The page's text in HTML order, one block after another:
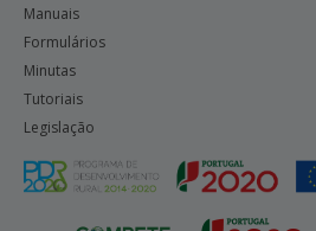
Manuais
Formulários
Minutas
Tutoriais
Legislação